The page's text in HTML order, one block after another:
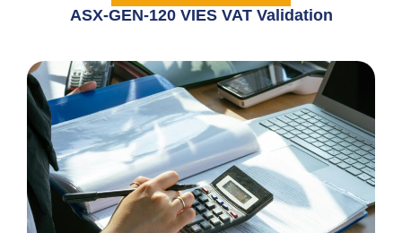
ASX-GEN-120 VIES VAT Validation